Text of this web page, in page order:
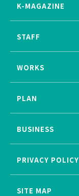
K-MAGAZINE
STAFF
WORKS
PLAN
BUSINESS
PRIVACY POLICY
SITE MAP